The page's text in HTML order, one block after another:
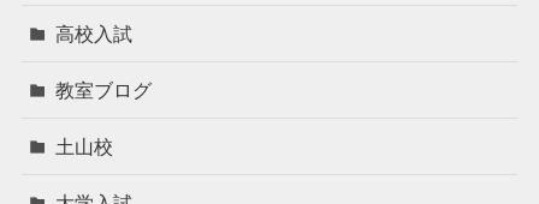
高校入試
教室ブログ
土山校